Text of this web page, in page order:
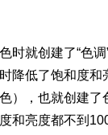
时就创建了“色
降低了饱和度和
），也就创建了
和亮度都不到